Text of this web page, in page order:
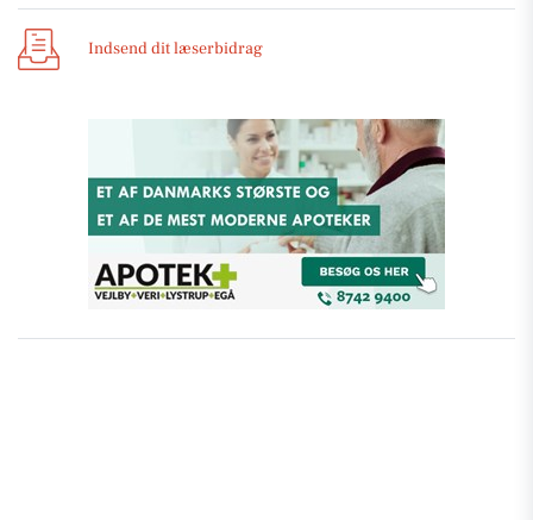
Indsend dit læserbidrag